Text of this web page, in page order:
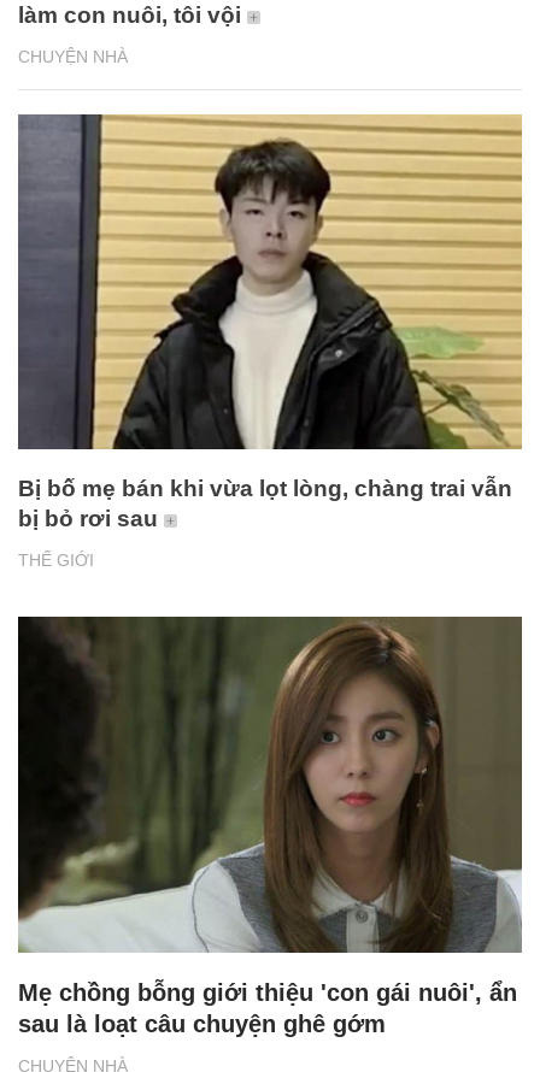
CHUYỆN NHÀ
làm con nuôi, tôi vội
THẾ GIỚI
Bị bố mẹ bán khi vừa lọt lòng, chàng trai vẫn
bị bỏ rơi sau
CHUYỆN NHÀ
Mẹ chồng bỗng giới thiệu 'con gái nuôi', ẩn
sau là loạt câu chuyện ghê gớm